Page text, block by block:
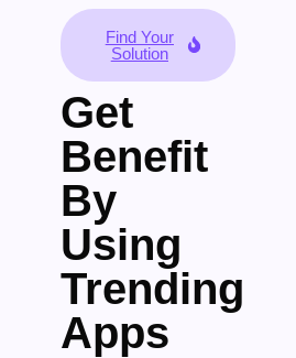
Find Your
Solution
Get
Benefit
By
Using
Trending
Apps